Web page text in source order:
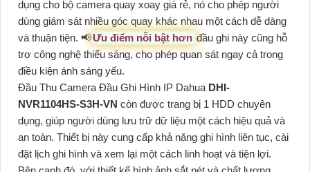
dụng cho bộ camera quay xoay giá rẻ, nó cho phép người
dùng giám sát nhiều góc quay khác nhau một cách dễ dàng
và thuận tiện. 📢Ưu điểm nỗi bật hơn đầu ghi này cũng hỗ
trợ công nghệ thiếu sáng, cho phép quan sát ngay cả trong
điều kiện ánh sáng yếu.
Đầu Thu Camera Đầu Ghi Hình IP Dahua DHI-
NVR1104HS-S3H-VN còn được trang bị 1 HDD chuyên
dụng, giúp người dùng lưu trữ dữ liệu một cách hiệu quả và
an toàn. Thiết bị này cung cấp khả năng ghi hình liên tục, cài
đặt lịch ghi hình và xem lại một cách linh hoạt và tiện lợi.